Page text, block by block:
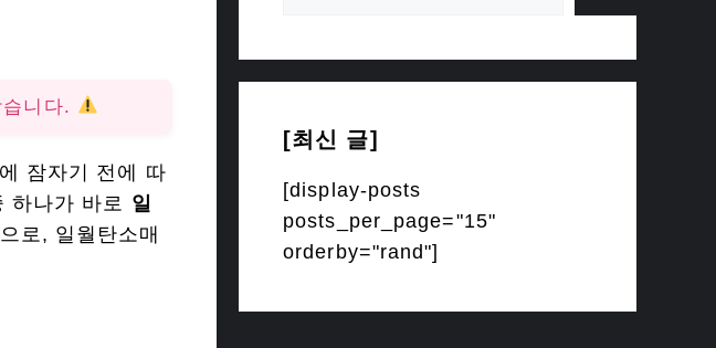
니다.
잠자기 전에 따
하나가 바로 일
로, 일월탄소매
[최신 글]
[display-posts
posts_per_page="15"
orderby="rand"]